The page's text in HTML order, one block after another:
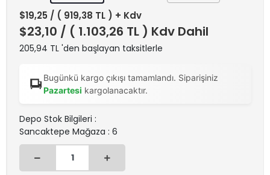
$19,25 / ( 919,38 TL ) + Kdv
$23,10 / ( 1.103,26 TL ) Kdv Dahil
205,94 TL 'den başlayan taksitlerle
Bugünkü kargo çıkışı tamamlandı. Siparişiniz
Pazartesi kargolanacaktır.
Depo Stok Bilgileri :
Sancaktepe Mağaza : 6